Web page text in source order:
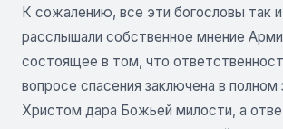
К сожалению, все эти богословы так
расслышали собственное мнение
состоящее в том, что
вопросе спасения заключена в полном
Христом дара Божьей милости, а